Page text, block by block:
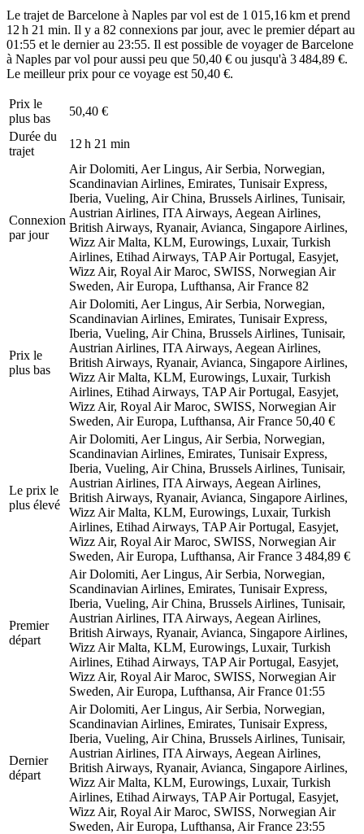
Le trajet de Barcelone à Naples par vol est de 1 015,16 km et prend
12 h 21 min. Il y a 82 connexions par jour, avec le premier départ au
01:55 et le dernier au 23:55. Il est possible de voyager de Barcelone
à Naples par vol pour aussi peu que 50,40 € ou jusqu'à 3 484,89 €.
Le meilleur prix pour ce voyage est 50,40 €.
Prix ​​le
plus bas
50,40 €
Durée du
trajet
12 h 21 min
Connexion
par jour
Air Dolomiti, Aer Lingus, Air Serbia, Norwegian,
Scandinavian Airlines, Emirates, Tunisair Express,
Iberia, Vueling, Air China, Brussels Airlines, Tunisair,
Austrian Airlines, ITA Airways, Aegean Airlines,
British Airways, Ryanair, Avianca, Singapore Airlines,
Wizz Air Malta, KLM, Eurowings, Luxair, Turkish
Airlines, Etihad Airways, TAP Air Portugal, Easyjet,
Wizz Air, Royal Air Maroc, SWISS, Norwegian Air
Sweden, Air Europa, Lufthansa, Air France 82
Prix ​​le
plus bas
Air Dolomiti, Aer Lingus, Air Serbia, Norwegian,
Scandinavian Airlines, Emirates, Tunisair Express,
Iberia, Vueling, Air China, Brussels Airlines, Tunisair,
Austrian Airlines, ITA Airways, Aegean Airlines,
British Airways, Ryanair, Avianca, Singapore Airlines,
Wizz Air Malta, KLM, Eurowings, Luxair, Turkish
Airlines, Etihad Airways, TAP Air Portugal, Easyjet,
Wizz Air, Royal Air Maroc, SWISS, Norwegian Air
Sweden, Air Europa, Lufthansa, Air France 50,40 €
Le prix le
plus élevé
Air Dolomiti, Aer Lingus, Air Serbia, Norwegian,
Scandinavian Airlines, Emirates, Tunisair Express,
Iberia, Vueling, Air China, Brussels Airlines, Tunisair,
Austrian Airlines, ITA Airways, Aegean Airlines,
British Airways, Ryanair, Avianca, Singapore Airlines,
Wizz Air Malta, KLM, Eurowings, Luxair, Turkish
Airlines, Etihad Airways, TAP Air Portugal, Easyjet,
Wizz Air, Royal Air Maroc, SWISS, Norwegian Air
Sweden, Air Europa, Lufthansa, Air France 3 484,89 €
Premier
départ
Air Dolomiti, Aer Lingus, Air Serbia, Norwegian,
Scandinavian Airlines, Emirates, Tunisair Express,
Iberia, Vueling, Air China, Brussels Airlines, Tunisair,
Austrian Airlines, ITA Airways, Aegean Airlines,
British Airways, Ryanair, Avianca, Singapore Airlines,
Wizz Air Malta, KLM, Eurowings, Luxair, Turkish
Airlines, Etihad Airways, TAP Air Portugal, Easyjet,
Wizz Air, Royal Air Maroc, SWISS, Norwegian Air
Sweden, Air Europa, Lufthansa, Air France 01:55
Dernier
départ
Air Dolomiti, Aer Lingus, Air Serbia, Norwegian,
Scandinavian Airlines, Emirates, Tunisair Express,
Iberia, Vueling, Air China, Brussels Airlines, Tunisair,
Austrian Airlines, ITA Airways, Aegean Airlines,
British Airways, Ryanair, Avianca, Singapore Airlines,
Wizz Air Malta, KLM, Eurowings, Luxair, Turkish
Airlines, Etihad Airways, TAP Air Portugal, Easyjet,
Wizz Air, Royal Air Maroc, SWISS, Norwegian Air
Sweden, Air Europa, Lufthansa, Air France 23:55